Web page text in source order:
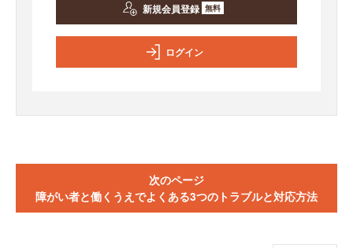
新規会員登録 無料
ログイン
次のページ
障がい者と働くうえでよくある3つのトラブルと対応方法